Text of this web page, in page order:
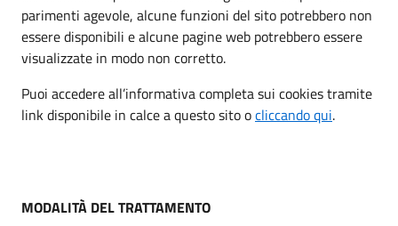
parimenti agevole, alcune funzioni del sito potrebbero non
essere disponibili e alcune pagine web potrebbero essere
visualizzate in modo non corretto.
Puoi accedere all’informativa completa sui cookies tramite
link disponibile in calce a questo sito ocliccando qui.
MODALITÀ DEL TRATTAMENTO